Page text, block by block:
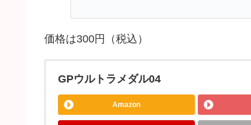
価格は300円（税込）
GPウルトラメダル04
Amazon